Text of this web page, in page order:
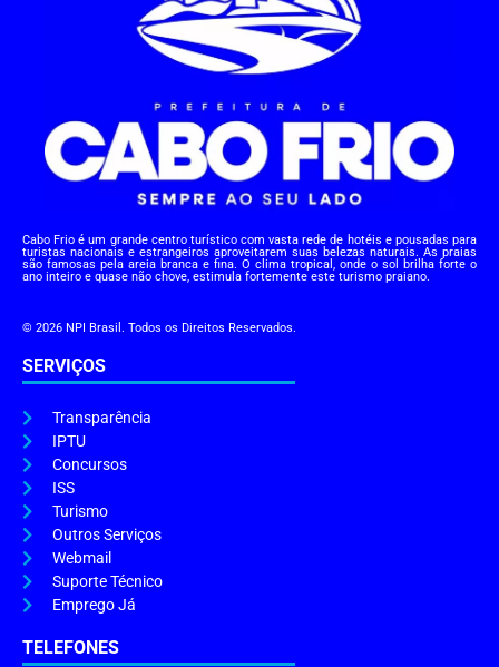
Cabo Frio é um grande centro turístico com vasta rede de hotéis e pousadas para
turistas nacionais e estrangeiros aproveitarem suas belezas naturais. As praias
são famosas pela areia branca e fina. O clima tropical, onde o sol brilha forte o
ano inteiro e quase não chove, estimula fortemente este turismo praiano.
© 2026 NPI Brasil. Todos os Direitos Reservados.
SERVIÇOS
Transparência
IPTU
Concursos
ISS
Turismo
Outros Serviços
Webmail
Suporte Técnico
Emprego Já
TELEFONES